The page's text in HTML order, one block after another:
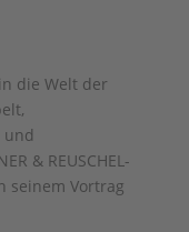
die Welt der
und
& REUSCHEL-
seinem Vortrag